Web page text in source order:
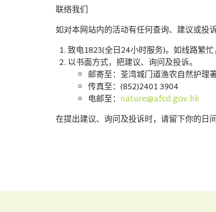
联络我们
如对本网站内的活动有任何查询、建议或投
致电1823(全日24小时服务)。如线路繁
以书面方式，把建议、询问及投诉。
邮寄至：荃湾城门道渔农自然护理
传真至：(852)2401 3904
电邮至： nature@afcd.gov.hk
在提出建议、询问及投诉时，请留下你的日